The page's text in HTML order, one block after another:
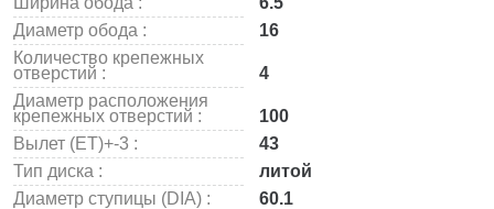
Диаметр обода :
16
Количество крепежных
отверстий :
4
Диаметр расположения
крепежных отверстий :
100
Вылет (ET)+-3 :
43
Тип диска :
литой
Диаметр ступицы (DIA) :
60.1